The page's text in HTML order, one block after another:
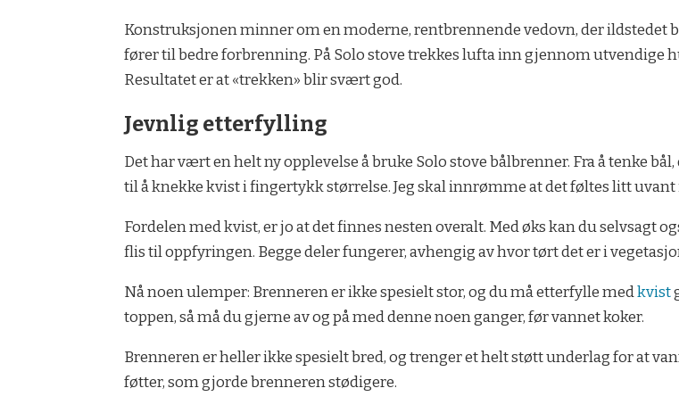
Konstruksjonen minner om en moderne, rentbrennende vedovn, der
fører til bedre forbrenning. På Solo stove trekkes lufta inn gjennom utvendige
Resultatet er at «trekken» blir svært god.
Jevnlig etterfylling
Det har vært en helt ny opplevelse å bruke Solo stove bålbrenner. Fra å tenke
til å knekke kvist i fingertykk størrelse. Jeg skal innrømme at det føltes litt uvant
Fordelen med kvist, er jo at det finnes nesten overalt. Med øks kan du selvsagt
flis til oppfyringen. Begge deler fungerer, avhengig av hvor tørt det er i
Nå noen ulemper: Brenneren er ikke spesielt stor, og du må etterfylle medkvist
toppen, så må du gjerne av og på med denne noen ganger, før vannet koker.
Brenneren er heller ikke spesielt bred, og trenger et helt støtt underlag for at
føtter, som gjorde brenneren stødigere.